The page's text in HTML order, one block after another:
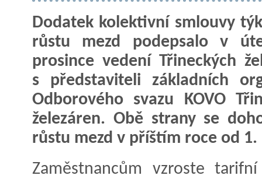
Dodatek kolektivní smlouvy
růstu mezd podepsalo v
prosince vedení Třineckých
s představiteli základních
Odborového svazu KOVO
železáren. Obě strany se
růstu mezd v příštím roce od 1.
Zaměstnancům vzroste